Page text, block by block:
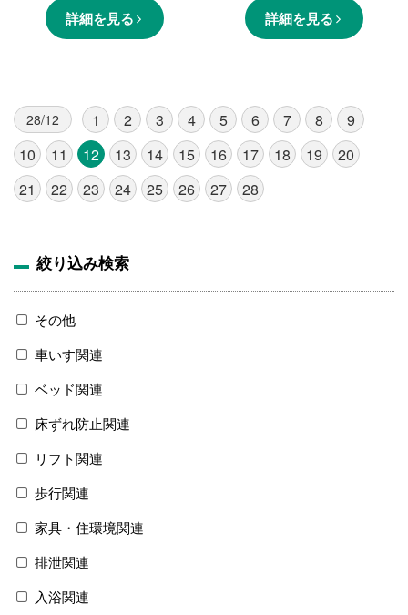
詳細を見る 詳細を見る
28/12 1 2 3 4 5 6 7 8
9
10
11 12 13 14 15 16 17 18 19
20
21
22 23 24 25 26 27 28
絞り込み検索
その他
車いす関連
ベッド関連
床ずれ防止関連
リフト関連
歩行関連
家具・住環境関連
排泄関連
入浴関連